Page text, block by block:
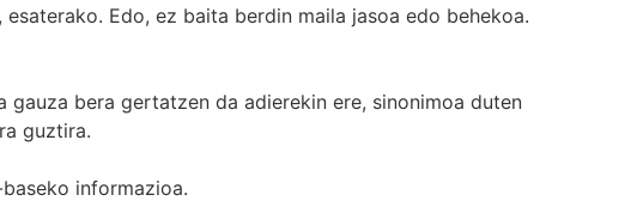
esaterako. Edo, ez baita berdin maila jasoa edo behekoa.
bera gertatzen da adierekin ere, sinonimoa duten
guztira.
informazioa.